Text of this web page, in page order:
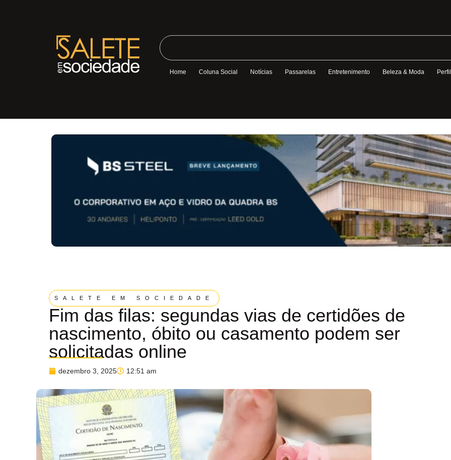
Home Coluna Social Notícias Passarelas Entretenimento Beleza & Moda Perfil
SALETE EM SOCIEDADE
Fim das filas: segundas vias de certidões de
nascimento, óbito ou casamento podem ser
solicitadas online
dezembro 3, 2025 12:51 am